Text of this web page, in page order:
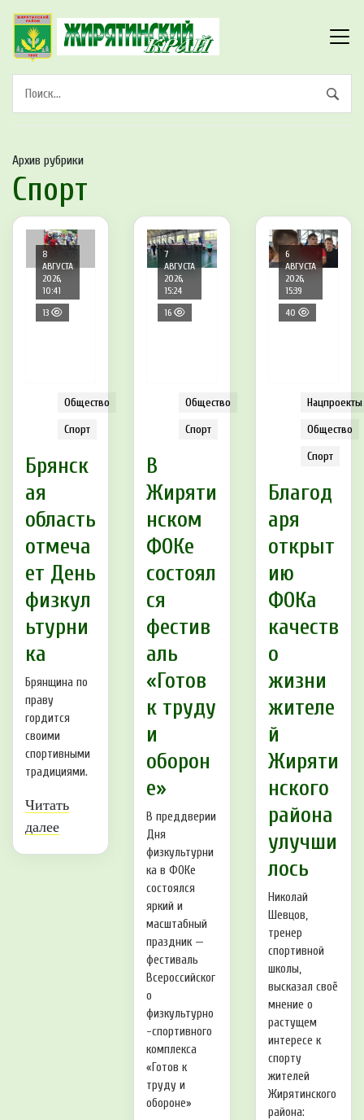
Архив рубрики
Спорт
8
АВГУСТА
2026,
10:41
13
Общество
Спорт
Брянск
ая
область
отмеча
ет День
физкул
ьтурни
ка
Брянщина по
праву
гордится
своими
спортивными
традициями.
Читать
далее
7
АВГУСТА
2026,
15:24
16
Общество
Спорт
В
Жиряти
нском
ФОКе
состоял
ся
фестив
аль
«Готов
к труду
и
оборон
е»
В преддверии
Дня
физкультурни
ка в ФОКе
состоялся
яркий и
масштабный
праздник —
фестиваль
Всероссийског
о
физкультурно
-спортивного
комплекса
«Готов к
труду и
обороне»
6
АВГУСТА
2026,
15:39
40
Нацпроекты
Общество
Спорт
Благод
аря
открыт
ию
ФОКа
качеств
о
жизни
жителе
й
Жиряти
нского
района
улучши
лось
Николай
Шевцов,
тренер
спортивной
школы,
высказал своё
мнение о
растущем
интересе к
спорту
жителей
Жирятинского
района: